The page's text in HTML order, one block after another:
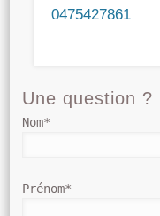
0475427861
Une question ?
Nom*
Prénom*